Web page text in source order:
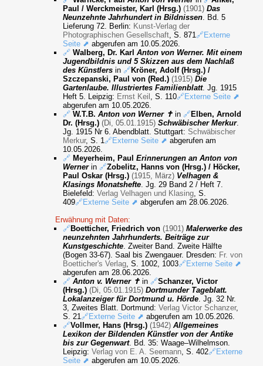
Paul / Werckmeister, Karl (Hrsg.) (1901) Das
Neunzehnte Jahrhundert in Bildnissen. Bd. 5
Lieferung 72. Berlin: Kunst-Verlag der
Photographischen Gesellschaft, S. 871🔗Externe
Seite ⬈ abgerufen am 10.05.2026.
🔗 Walberg, Dr. KarlAnton von Werner. Mit einem
Jugendbildnis und 5 Skizzen aus dem Nachlaß
des Künstlersin🔗Kröner, Adolf (Hrsg.) /
Szczepanski, Paul von (Red.) (1915) Die
Gartenlaube. Illustriertes Familienblatt. Jg. 1915
Heft 5. Leipzig: Ernst Keil , S. 110🔗Externe Seite ⬈
abgerufen am 10.05.2026.
🔗 W.T.B.Anton von Werner ✝in🔗Elben, Arnold
Dr. (Hrsg.) (Di, 05.01.1915) Schwäbischer Merkur.
Jg. 1915 Nr 6. Abendblatt. Stuttgart:Schwäbischer
Merkur, S. 1🔗Externe Seite ⬈ abgerufen am
10.05.2026.
🔗 Meyerheim, PaulErinnerungen an Anton von
Wernerin🔗Zobelitz, Hanns von (Hrsg.) / Höcker,
Paul Oskar (Hrsg.) (1915, März) Velhagen &
Klasings Monatshefte. Jg. 29 Band 2 / Heft 7.
Bielefeld:Verlag Velhagen und Klasing, S.
409🔗Externe Seite ⬈ abgerufen am 28.06.2026.
Erwähnung mit Daten:
🔗Boetticher, Friedrich von (1901) Malerwerke des
neunzehnten Jahrhunderts. Beiträge zur
Kunstgeschichte. Zweiter Band. Zweite Hälfte
(Bogen 33-67). Saal bis Zwengauer. Dresden: Fr. von
Boetticher's Verlag, S. 1002, 1003🔗Externe Seite ⬈
abgerufen am 28.06.2026.
🔗 Anton v. Werner ✝in🔗Schanzer, Victor
(Hrsg.) (Di, 05.01.1915) Dortmunder Tageblatt.
Lokalanzeiger für Dortmund u. Hörde. Jg. 32 Nr.
3, Zweites Blatt. Dortmund:Verlag Victor Schanzer,
S. 21🔗Externe Seite ⬈ abgerufen am 10.05.2026.
🔗Vollmer, Hans (Hrsg.) (1942) Allgemeines
Lexikon der Bildenden Künstler von der Antike
bis zur Gegenwart. Bd. 35: Waage–Wilhelmson.
Leipzig:Verlag von E. A. Seemann, S. 402🔗Externe
Seite ⬈ abgerufen am 10.05.2026.